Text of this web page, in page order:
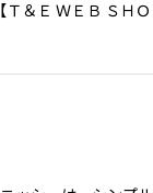
＆Ｅ ＷＥＢ ＳＨ